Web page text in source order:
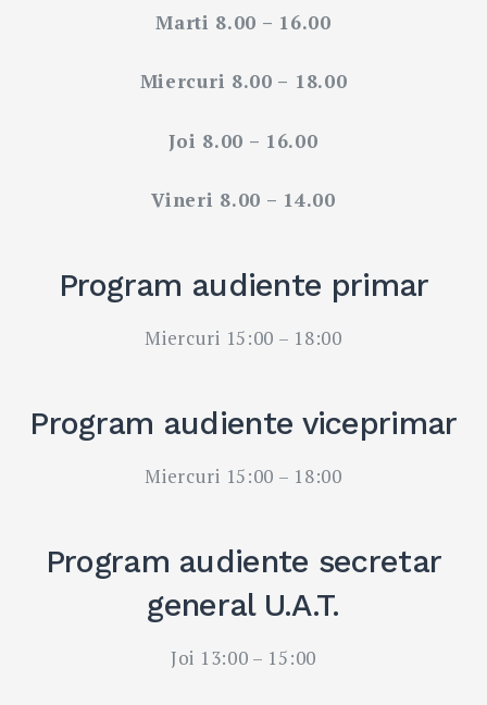
Marti 8.00 – 16.00
Miercuri 8.00 – 18.00
Joi 8.00 – 16.00
Vineri 8.00 – 14.00
Program audiente primar
Miercuri 15:00 – 18:00
Program audiente viceprimar
Miercuri 15:00 – 18:00
Program audiente secretar
general U.A.T.
Joi 13:00 – 15:00